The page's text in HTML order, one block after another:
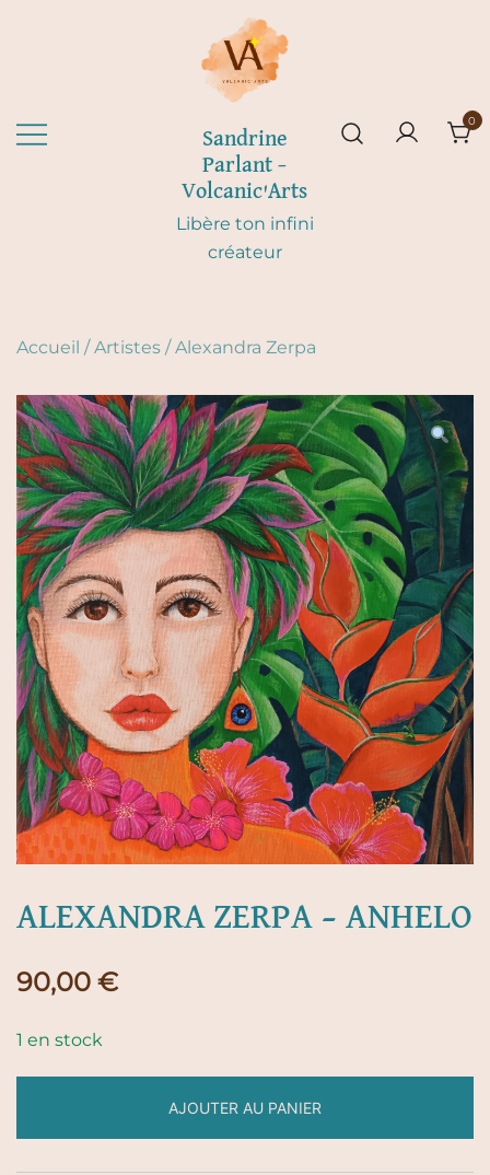
Sandrine
Parlant –
Volcanic'Arts
Libère ton infini
créateur
0
Accueil /Artistes /Alexandra Zerpa
ALEXANDRA ZERPA – ANHELO
90,00 €
1 en stock
AJOUTER AU PANIER